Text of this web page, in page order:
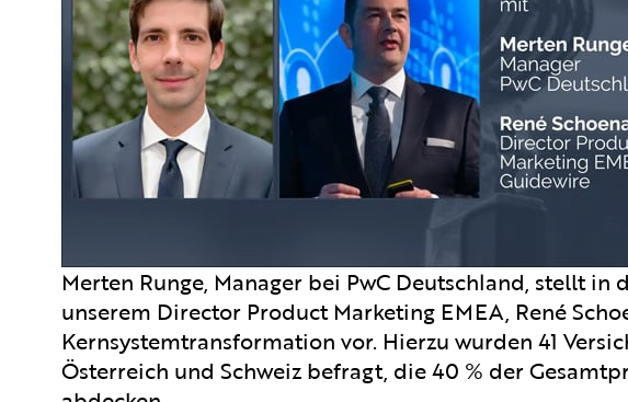
Merten Runge, Manager bei PwC Deutschland, stellt
unserem Director Product Marketing EMEA, René
Kernsystemtransformation vor. Hierzu wurden 41
Österreich und Schweiz befragt, die 40 % der